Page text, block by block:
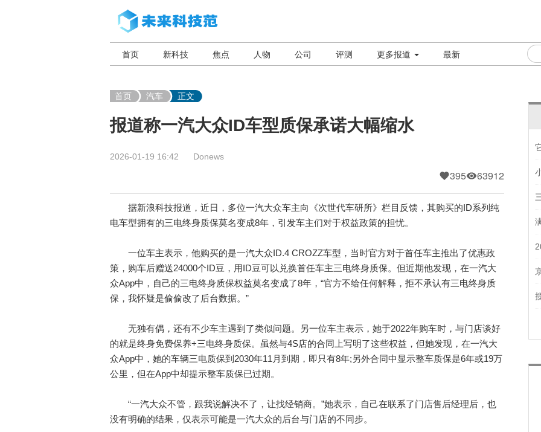
首页 新科技 焦点 人物 公司 评测 更多报道 最新
首页 汽车 正文
报道称一汽大众ID车型质保承诺大幅缩水
2026-01-19 16:42 Donews
395 63912
据新浪科技报道，近日，多位一汽大众车主向《次世代车研所》栏目反馈，其购买的ID系列纯
电车型拥有的三电终身质保莫名变成8年，引发车主们对于权益政策的担忧。
一位车主表示，他购买的是一汽大众ID.4 CROZZ车型，当时官方对于首任车主推出了优惠政
策，购车后赠送24000个ID豆，用ID豆可以兑换首任车主三电终身质保。但近期他发现，在一汽大
众App中，自己的三电终身质保权益莫名变成了8年，“官方不给任何解释，拒不承认有三电终身质
保，我怀疑是偷偷改了后台数据。”
无独有偶，还有不少车主遇到了类似问题。另一位车主表示，她于2022年购车时，与门店谈好
的就是终身免费保养+三电终身质保。虽然与4S店的合同上写明了这些权益，但她发现，在一汽大
众App中，她的车辆三电质保到2030年11月到期，即只有8年;另外合同中显示整车质保是6年或19万
公里，但在App中却提示整车质保已过期。
“一汽大众不管，跟我说解决不了，让找经销商。”她表示，自己在联系了门店售后经理后，也
没有明确的结果，仅表示可能是一汽大众的后台与门店的不同步。